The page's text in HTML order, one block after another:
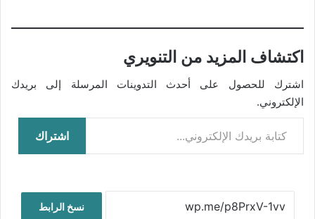
اكتشاف المزيد من التنويري
اشترك للحصول على أحدث التدوينات المرسلة إلى بريدك
الإلكتروني.
كتابة بريدك الإلكتروني...
اشتراك
نسخ الرابط